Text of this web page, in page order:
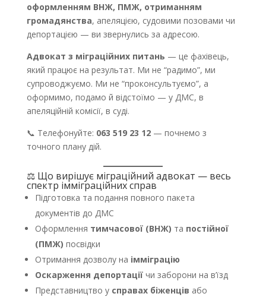
оформленням ВНЖ, ПМЖ, отриманням
громадянства, апеляцією, судовими позовами чи
депортацією — ви звернулись за адресою.
Адвокат з міграційних питань — це фахівець,
який працює на результат. Ми не “радимо”, ми
супроводжуємо. Ми не “проконсультуємо”, а
оформимо, подамо й відстоїмо — у ДМС, в
апеляційній комісії, в суді.
📞 Телефонуйте: 063 519 23 12— почнемо з
точного плану дій.
⚖️ Що вирішує міграційний адвокат — весь
спектр імміграційних справ
Підготовка та подання повного пакета
документів до ДМС
Оформлення тимчасової (ВНЖ) та постійної
(ПМЖ) посвідки
Отримання дозволу на імміграцію
Оскарження депортаціїчи заборони на в’їзд
Представництво у справах біженців або